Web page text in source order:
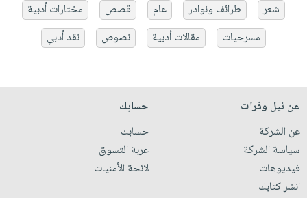
شعر
طرائف ونوادر عام قصص
مختارات أدبية
مسرحيات
مقالات أدبية نصوص نقد أدبي
عن نيل وفرات
عن الشركة
سياسة الشركة
فيديوهات
انشر كتابك
حسابك
حسابك
عربة التسوق
لائحة الأمنيات